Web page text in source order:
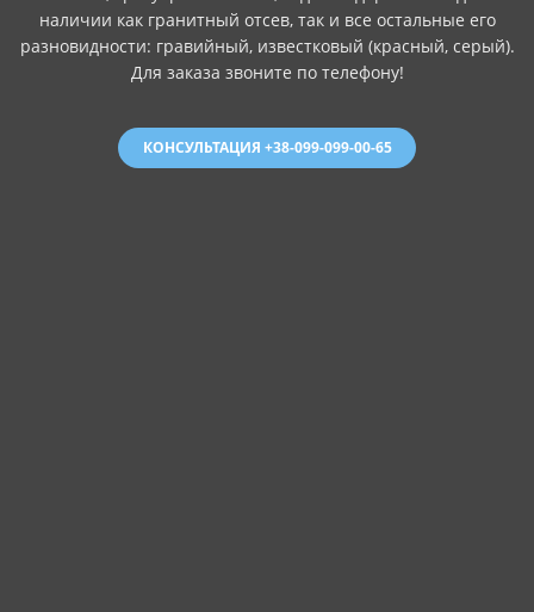
наличии как гранитный отсев, так и все остальные его
разновидности: гравийный, известковый (красный, серый).
Для заказа звоните по телефону!
КОНСУЛЬТАЦИЯ +38-099-099-00-65